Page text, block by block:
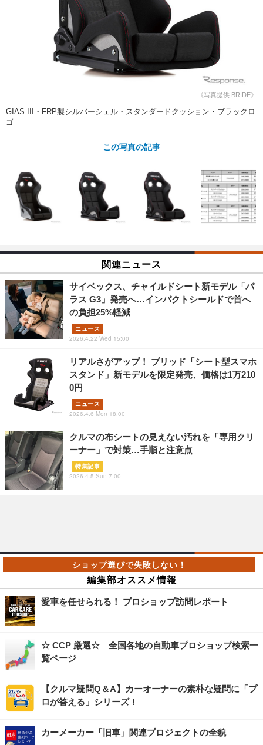
コラム
ショップレポート プロショップ検索
カーメーカー「旧車」関連プロジ
ェクト
インタビュー
イベント告知 イベントレポート
《写真提供 BRIDE》
GIAS III・FRP製シルバーシェル・スタンダードクッション・ブラックロ
ゴ
この写真の記事
関連ニュース
サイベックス、チャイルドシート新モデル「パ
ラス G3」発売へ…インパクトシールドで首へ
の負担25%軽減
ニュース
2026.4.22 Wed 15:00
リアルさがアップ！ ブリッド「シート型スマホ
スタンド」新モデルを限定発売、価格は1万210
0円
ニュース
2026.4.6 Mon 18:00
クルマの布シートの見えない汚れを「専用クリ
ーナー」で対策…手順と注意点
特集記事
2026.4.5 Sun 7:00
編集部オススメ情報
愛車を任せられる！ プロショップ訪問レポート
☆ CCP 厳選☆ 全国各地の自動車プロショップ検索一
覧ページ
【クルマ疑問Q＆A】カーオーナーの素朴な疑問に「プ
ロが答える」シリーズ！
カーメーカー「旧車」関連プロジェクトの全貌